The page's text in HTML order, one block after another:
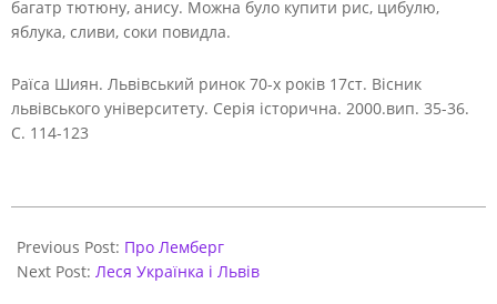
багатр тютюну, анису. Можна було купити рис, цибулю,
яблука, сливи, соки повидла.
Раїса Шиян. Львівський ринок 70-х років 17ст. Вісник
львівського університету. Серія історична. 2000.вип. 35-36.
С. 114-123
05-
24
Previous Post: Про Лемберг
Next Post: Леся Українка і Львів